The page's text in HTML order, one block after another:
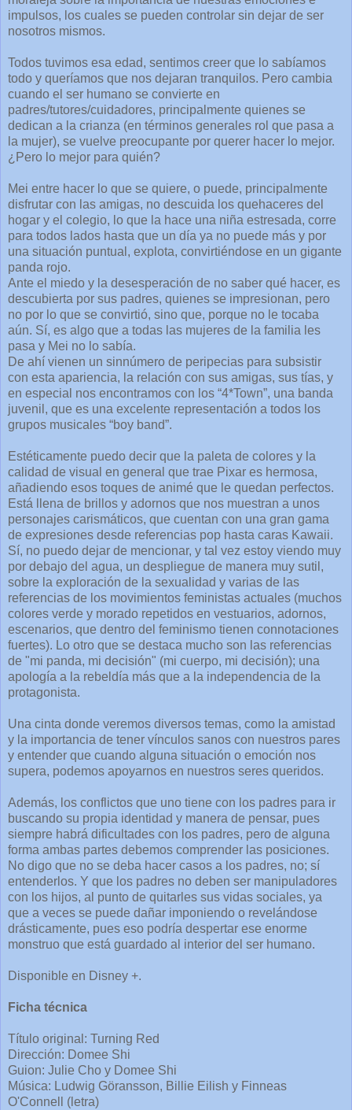
impulsos, los cuales se pueden controlar sin dejar de ser
nosotros mismos.
Todos tuvimos esa edad, sentimos creer que lo sabíamos
todo y queríamos que nos dejaran tranquilos. Pero cambia
cuando el ser humano se convierte en
padres/tutores/cuidadores, principalmente quienes se
dedican a la crianza (en términos generales rol que pasa a
la mujer), se vuelve preocupante por querer hacer lo mejor.
¿Pero lo mejor para quién?
Mei entre hacer lo que se quiere, o puede, principalmente
disfrutar con las amigas, no descuida los quehaceres del
hogar y el colegio, lo que la hace una niña estresada, corre
para todos lados hasta que un día ya no puede más y por
una situación puntual, explota, convirtiéndose en un gigante
panda rojo.
Ante el miedo y la desesperación de no saber qué hacer, es
descubierta por sus padres, quienes se impresionan, pero
no por lo que se convirtió, sino que, porque no le tocaba
aún. Sí, es algo que a todas las mujeres de la familia les
pasa y Mei no lo sabía.
De ahí vienen un sinnúmero de peripecias para subsistir
con esta apariencia, la relación con sus amigas, sus tías, y
en especial nos encontramos con los “4*Town”, una banda
juvenil, que es una excelente representación a todos los
grupos musicales “boy band”.
Estéticamente puedo decir que la paleta de colores y la
calidad de visual en general que trae Pixar es hermosa,
añadiendo esos toques de animé que le quedan perfectos.
Está llena de brillos y adornos que nos muestran a unos
personajes carismáticos, que cuentan con una gran gama
de expresiones desde referencias pop hasta caras Kawaii.
Sí, no puedo dejar de mencionar, y tal vez estoy viendo muy
por debajo del agua, un despliegue de manera muy sutil,
sobre la exploración de la sexualidad y varias de las
referencias de los movimientos feministas actuales (muchos
colores verde y morado repetidos en vestuarios, adornos,
escenarios, que dentro del feminismo tienen connotaciones
fuertes). Lo otro que se destaca mucho son las referencias
de "mi panda, mi decisión" (mi cuerpo, mi decisión); una
apología a la rebeldía más que a la independencia de la
protagonista.
Una cinta donde veremos diversos temas, como la amistad
y la importancia de tener vínculos sanos con nuestros pares
y entender que cuando alguna situación o emoción nos
supera, podemos apoyarnos en nuestros seres queridos.
Además, los conflictos que uno tiene con los padres para ir
buscando su propia identidad y manera de pensar, pues
siempre habrá dificultades con los padres, pero de alguna
forma ambas partes debemos comprender las posiciones.
No digo que no se deba hacer casos a los padres, no; sí
entenderlos. Y que los padres no deben ser manipuladores
con los hijos, al punto de quitarles sus vidas sociales, ya
que a veces se puede dañar imponiendo o revelándose
drásticamente, pues eso podría despertar ese enorme
monstruo que está guardado al interior del ser humano.
Disponible en Disney +.
Ficha técnica
Título original: Turning Red
Dirección: Domee Shi
Guion: Julie Cho y Domee Shi
Música: Ludwig Göransson, Billie Eilish y Finneas
O'Connell (letra)